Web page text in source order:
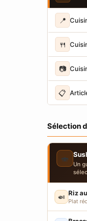
📍
🍴
📷
📋
Sélection
🍣
Un
🍛 Riz
Plat